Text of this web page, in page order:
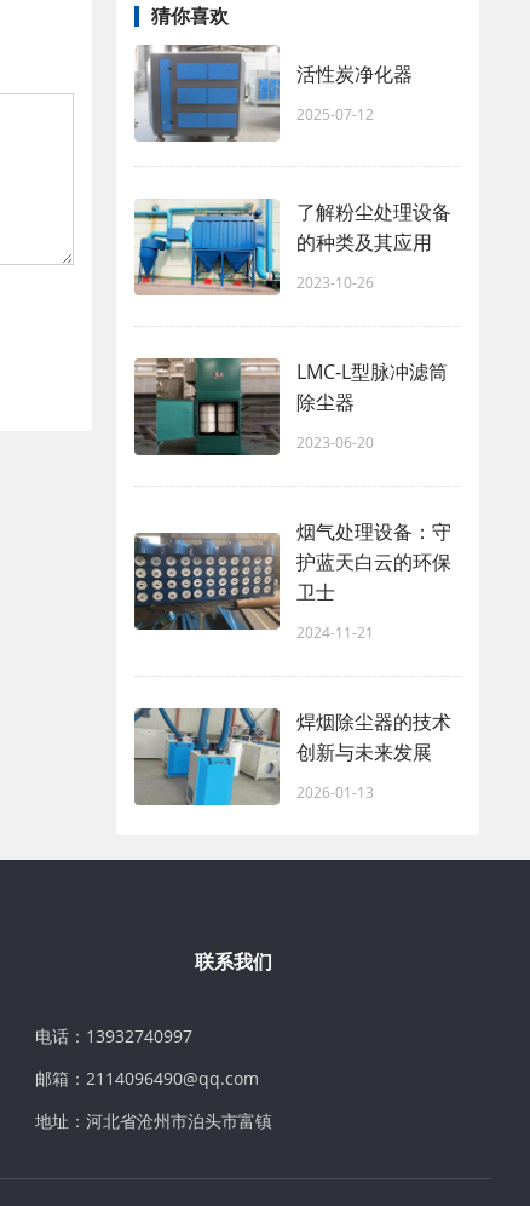
猜你喜欢
活性炭净化器
2025-07-12
了解粉尘处理设备
的种类及其应用
2023-10-26
LMC-L型脉冲滤筒
除尘器
2023-06-20
烟气处理设备：守
护蓝天白云的环保
卫士
2024-11-21
焊烟除尘器的技术
创新与未来发展
2026-01-13
联系我们
电话：13932740997
邮箱：2114096490@qq.com
地址：河北省沧州市泊头市富镇